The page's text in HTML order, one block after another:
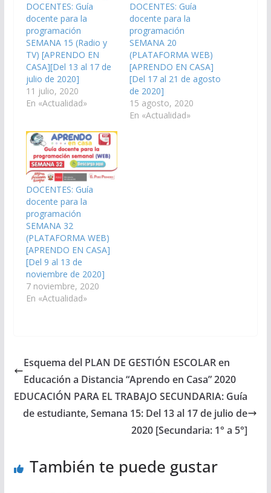
DOCENTES: Guía
docente para la
programación
SEMANA 15 (Radio y
TV) [APRENDO EN
CASA][Del 13 al 17 de
julio de 2020]
11 julio, 2020
En «Actualidad»
DOCENTES: Guía
docente para la
programación
SEMANA 20
(PLATAFORMA WEB)
[APRENDO EN CASA]
[Del 17 al 21 de agosto
de 2020]
15 agosto, 2020
En «Actualidad»
DOCENTES: Guía
docente para la
programación
SEMANA 32
(PLATAFORMA WEB)
[APRENDO EN CASA]
[Del 9 al 13 de
noviembre de 2020]
7 noviembre, 2020
En «Actualidad»
Esquema del PLAN DE GESTIÓN ESCOLAR en
Educación a Distancia “Aprendo en Casa” 2020
EDUCACIÓN PARA EL TRABAJO SECUNDARIA: Guía
de estudiante, Semana 15: Del 13 al 17 de julio de
2020 [Secundaria: 1° a 5°]
También te puede gustar